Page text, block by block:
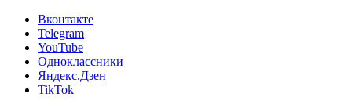
Вконтакте
Telegram
YouTube
Одноклассники
Яндекс.Дзен
TikTok